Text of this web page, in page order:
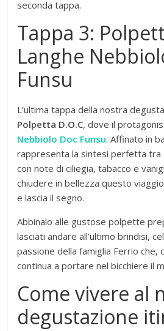
seconda tappa.
Tappa 3:
Langhe
Funsu
L’ultima tappa della nostra
Polpetta D.O.C, dove il
Nebbiolo Doc Funsu. Affinato in
rappresenta la sintesi perfetta tra
con note di ciliegia, tabacco e
chiudere in bellezza questo
e lascia il segno.
Abbinalo alle gustose polpette
lasciati andare all’ultimo brindisi,
passione della famiglia Ferrio che,
continua a portare nel bicchiere il
Come vivere al
degustazione